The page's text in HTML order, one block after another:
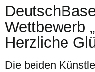
Wettbewerb
Herzliche
Die beiden